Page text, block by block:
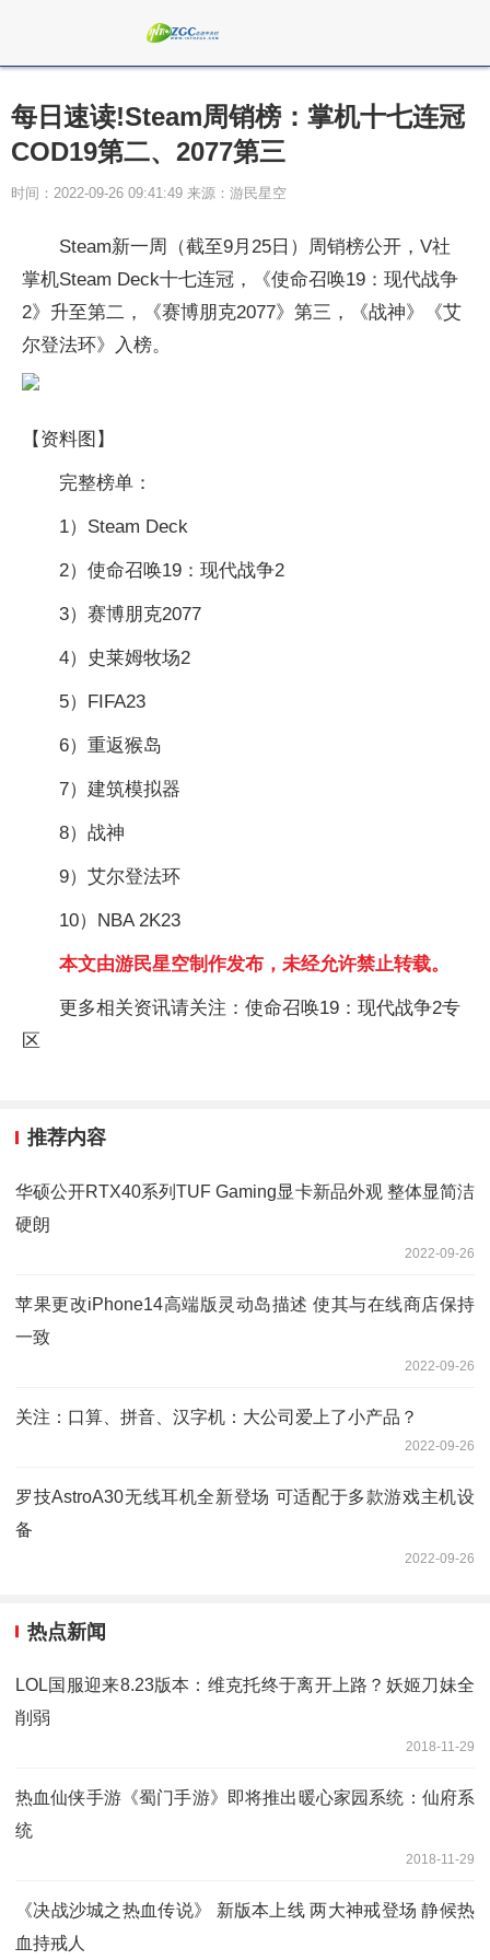
每日速读!Steam周销榜：掌机十七连冠
COD19第二、2077第三
时间：2022-09-26 09:41:49 来源：游民星空
Steam新一周（截至9月25日）周销榜公开，V社
掌机Steam Deck十七连冠，《使命召唤19：现代战争
2》升至第二，《赛博朋克2077》第三，《战神》《艾
尔登法环》入榜。
【资料图】
完整榜单：
1）Steam Deck
2）使命召唤19：现代战争2
3）赛博朋克2077
4）史莱姆牧场2
5）FIFA23
6）重返猴岛
7）建筑模拟器
8）战神
9）艾尔登法环
10）NBA 2K23
本文由游民星空制作发布，未经允许禁止转载。
更多相关资讯请关注：使命召唤19：现代战争2专
区
推荐内容
华硕公开RTX40系列TUF Gaming显卡新品外观 整体显简洁
硬朗
2022-09-26
苹果更改iPhone14高端版灵动岛描述 使其与在线商店保持
一致
2022-09-26
关注：口算、拼音、汉字机：大公司爱上了小产品？
2022-09-26
罗技AstroA30无线耳机全新登场 可适配于多款游戏主机设
备
2022-09-26
热点新闻
LOL国服迎来8.23版本：维克托终于离开上路？妖姬刀妹全
削弱
2018-11-29
热血仙侠手游《蜀门手游》即将推出暖心家园系统：仙府系
统
2018-11-29
《决战沙城之热血传说》 新版本上线 两大神戒登场 静候热
血持戒人